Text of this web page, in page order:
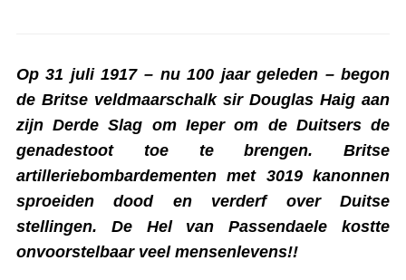
Op 31 juli 1917 – nu 100 jaar geleden – begon
de Britse veldmaarschalk sir Douglas Haig aan
zijnDerde Slag om Ieperom de Duitsers de
genadestoot toe te brengen. Britse
artilleriebombardementen met 3019 kanonnen
sproeiden dood en verderf over Duitse
stellingen. De Hel van Passendaele kostte
onvoorstelbaar veel mensenlevens!!